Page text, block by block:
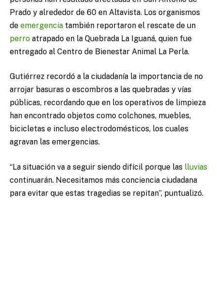
Prado y alrededor de 60 en Altavista. Los organismos
de emergencia también reportaron el rescate de un
perro atrapado en la Quebrada La Iguaná, quien fue
entregado al Centro de Bienestar Animal La Perla.
Gutiérrez recordó a la ciudadanía la importancia de no
arrojar basuras o escombros a las quebradas y vías
públicas, recordando que en los operativos de limpieza
han encontrado objetos como colchones, muebles,
bicicletas e incluso electrodomésticos, los cuales
agravan las emergencias.
“La situación va a seguir siendo difícil porque las lluvias
continuarán. Necesitamos más conciencia ciudadana
para evitar que estas tragedias se repitan”, puntualizó.